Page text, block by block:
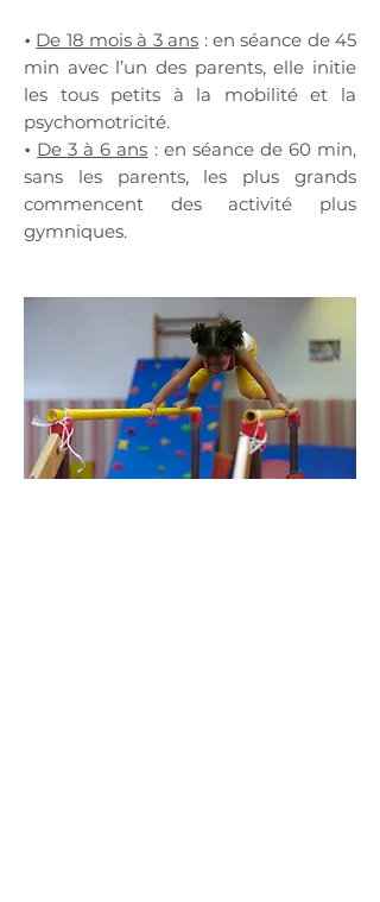
• De 18 mois à 3 ans : en séance de 45
min avec l’un des parents, elle initie
les tous petits à la mobilité et la
psychomotricité.
• De 3 à 6 ans : en séance de 60 min,
sans les parents, les plus grands
commencent des activité plus
gymniques.